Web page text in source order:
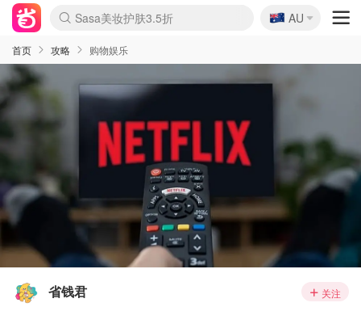
lululemon折扣上新
Sasa美妆护肤3.5折
SSENSE年中2.5折
FreshBeauty好价汇总
Cettire降价+叠9折
WWS Coles超市实拍
viagogo二手票捡漏
Myer超级周末
The Outnet奢牌1折起
David Jones 3折起
Flannels大牌1折
Perfumes Club护肤1折
AMIRO面罩$251
Amazon折扣汇总
eToro入金$200送$50
Amazon数码好物
ICONIC本周7.5折
ThedoubleF高奢地板价
Moose Knuckles 6折
丝芙兰5折起
EUFY摄像头$98
Selenichast首饰2折
Trip机票酒店促销
YSL送5件彩妆礼
Amazon家居好物
Amazon美妆护肤
雅漾大喷$8
过敏原检测盒$33
伊索独家赠50ml沐浴露
科颜氏高保湿面霜$29
SEALIFE海洋馆门票6折
丝塔芙大白罐$16
订阅Newsletter送香薰
Cult Beauty 6.8折
Harrods圣诞日历$525
LN-CC奢牌私促3折
d'Alba空姐喷雾$16
EVE LOM套装£56
Bernardelli独家4折
Adore Beauty 6折起
CT圣诞日历
Mytheresa奢品2.7折
Luxury Escapes 9折
Currentbody美容仪$881
MOON Garden Live
Roborock扫地机$649
Tingo Life水杯$24
Valentino官网5折
CR洗护套装$23
修丽可4件套$159
Myer彩妆2件7折
GANNI官网4.5折
Stylevana韩妆4折
Tessabit高奢8.5折
OGX洗发水$11
Amazon阿德莱德次日达
卡诗8.5折+赠礼
Philips Hue灯具8折
🇦🇺
AU
首页 攻略 购物娱乐
省钱君 关注